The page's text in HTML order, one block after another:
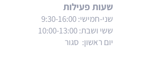
שעות פעילות
שני-חמישי: 9:30-16:00
ששי ושבת: 10:00-13:00
יום ראשון: סגור